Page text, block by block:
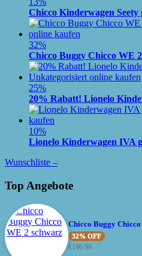
Chicco Kinderwagen Seety
32%
Chicco Buggy Chicco WE
25%
20% Rabatt! Lionelo
10%
Lionelo Kinderwagen IVA
Wunschliste –
Top Angebote
Chicco Buggy
32% OFF
€196.99